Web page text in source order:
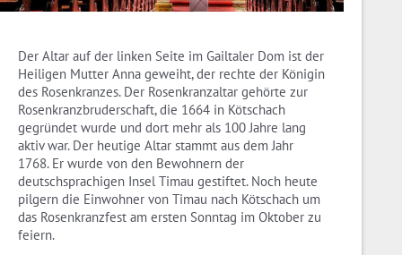
Der Altar auf der linken Seite im Gailtaler Dom ist der
Heiligen Mutter Anna geweiht, der rechte der Königin
des Rosenkranzes. Der Rosenkranzaltar gehörte zur
Rosenkranzbruderschaft, die 1664 in Kötschach
gegründet wurde und dort mehr als 100 Jahre lang
aktiv war. Der heutige Altar stammt aus dem Jahr
1768. Er wurde von den Bewohnern der
deutschsprachigen Insel Timau gestiftet. Noch heute
pilgern die Einwohner von Timau nach Kötschach um
das Rosenkranzfest am ersten Sonntag im Oktober zu
feiern.